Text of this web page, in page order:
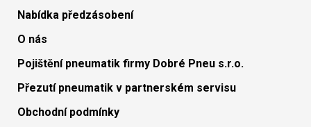
Nabídka předzásobení
O nás
Pojištění pneumatik firmy Dobré Pneu s.r.o.
Přezutí pneumatik v partnerském servisu
Obchodní podmínky